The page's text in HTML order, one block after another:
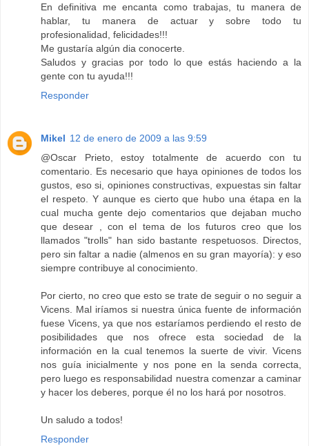
En definitiva me encanta como trabajas, tu manera de
hablar, tu manera de actuar y sobre todo tu
profesionalidad, felicidades!!!
Me gustaría algún dia conocerte.
Saludos y gracias por todo lo que estás haciendo a la
gente con tu ayuda!!!
Responder
Mikel 12 de enero de 2009 a las 9:59
@Oscar Prieto, estoy totalmente de acuerdo con tu
comentario. Es necesario que haya opiniones de todos los
gustos, eso si, opiniones constructivas, expuestas sin faltar
el respeto. Y aunque es cierto que hubo una étapa en la
cual mucha gente dejo comentarios que dejaban mucho
que desear , con el tema de los futuros creo que los
llamados "trolls" han sido bastante respetuosos. Directos,
pero sin faltar a nadie (almenos en su gran mayoría): y eso
siempre contribuye al conocimiento.
Por cierto, no creo que esto se trate de seguir o no seguir a
Vicens. Mal iríamos si nuestra única fuente de información
fuese Vicens, ya que nos estaríamos perdiendo el resto de
posibilidades que nos ofrece esta sociedad de la
información en la cual tenemos la suerte de vivir. Vicens
nos guía inicialmente y nos pone en la senda correcta,
pero luego es responsabilidad nuestra comenzar a caminar
y hacer los deberes, porque él no los hará por nosotros.
Un saludo a todos!
Responder